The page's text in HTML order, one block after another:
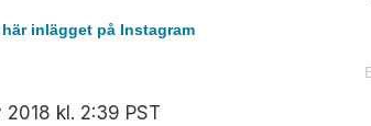
inlägget på Instagram
2018 kl. 2:39 PST